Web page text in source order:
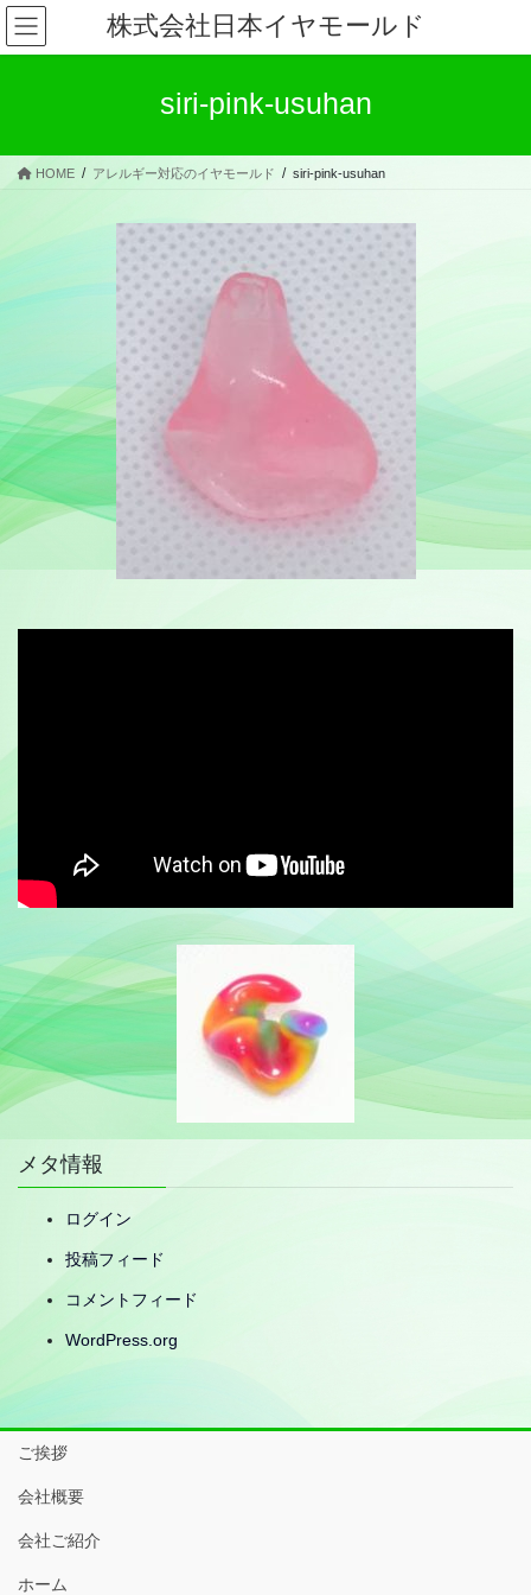
コ
ン
テ
ス
キ
ナ
ビ
ゲ
ン
に
株式会社日本イヤモールド
siri-pink-usuhan
HOME アレルギー対応のイヤモールド siri-pink-usuhan
メタ情報
ログイン
投稿フィード
コメントフィード
WordPress.org
ご挨拶
会社概要
会社ご紹介
ホーム